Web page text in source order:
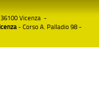
Vicenza -
- Corso A. Palladio 98 -